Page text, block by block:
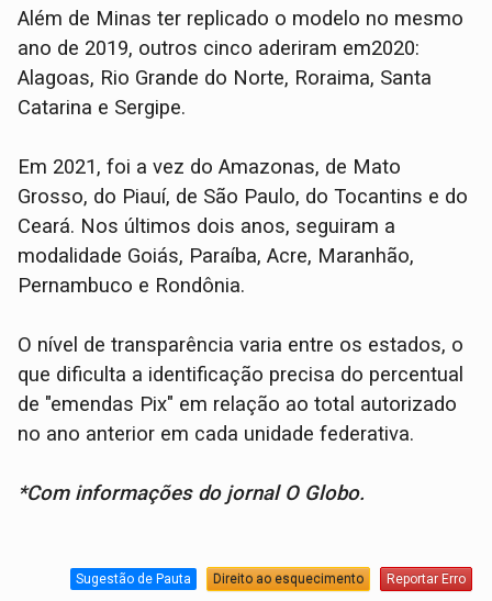
Além de Minas ter replicado o modelo no mesmo
ano de 2019, outros cinco aderiram em2020:
Alagoas, Rio Grande do Norte, Roraima, Santa
Catarina e Sergipe.
Em 2021, foi a vez do Amazonas, de Mato
Grosso, do Piauí, de São Paulo, do Tocantins e do
Ceará. Nos últimos dois anos, seguiram a
modalidade Goiás, Paraíba, Acre, Maranhão,
Pernambuco e Rondônia.
O nível de transparência varia entre os estados, o
que dificulta a identificação precisa do percentual
de "emendas Pix" em relação ao total autorizado
no ano anterior em cada unidade federativa.
*Com informações do jornal O Globo.
Sugestão de Pauta Direito ao esquecimento Reportar Erro